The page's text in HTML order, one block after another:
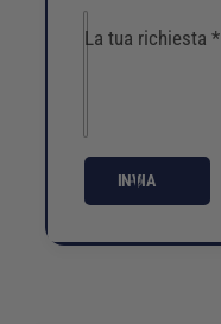
La tua richiesta*
INVIA